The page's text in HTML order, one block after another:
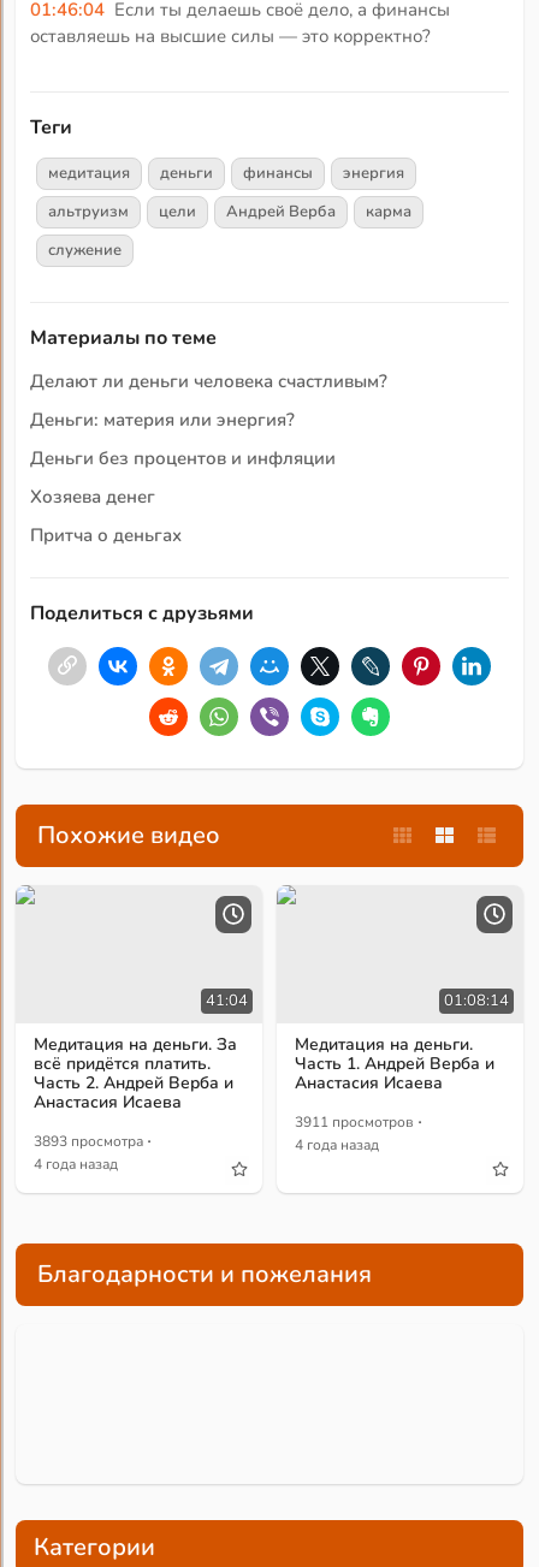
01:46:04 Если ты делаешь своё дело, а финансы
оставляешь на высшие силы — это корректно?
Теги
медитация деньги финансы
энергия
альтруизм
цели Андрей Верба
карма
служение
Материалы по теме
Делают ли деньги человека счастливым?
Деньги: материя или энергия?
Деньги без процентов и инфляции
Хозяева денег
Притча о деньгах
Поделиться с друзьями
Похожие видео
41:04
Медитация на деньги. За
всё придётся платить.
Часть 2. Андрей Верба и
Анастасия Исаева
3893 просмотра ·
4 года назад
01:08:14
Медитация на деньги.
Часть 1. Андрей Верба и
Анастасия Исаева
3911 просмотров ·
4 года назад
Благодарности и пожелания
Категории